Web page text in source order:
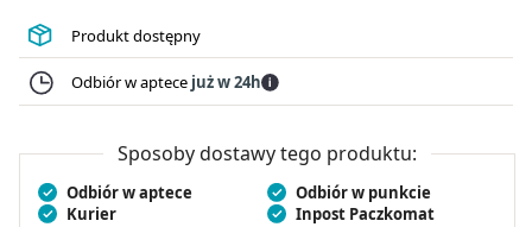
prawidłowej produkcji krwi i biorą udział w procesie
podziału komórek. Jedno opakowanieActiferol FE Forte
30 mgzawiera 60 kapsułek.
Produkt dostępny
Odbiór w aptece już w 24h
Sposoby dostawy tego produktu:
Odbiór w aptece
Odbiór w punkcie
Kurier
Inpost Paczkomat